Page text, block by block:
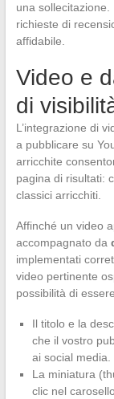
una
richieste di
affidabile.
Video e
di
L’integrazione di
a pubblicare su
arricchite
pagina di risultati:
classici arricchiti.
Affinché un video
accompagnato da
implementati
video pertinente
possibilità di
Il titolo e la
che il vostro
ai social media.
La miniatura
clic nel